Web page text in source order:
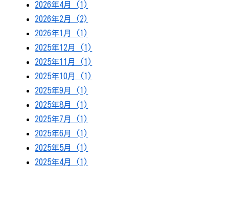
2026年4月 (1)
2026年2月 (2)
2026年1月 (1)
2025年12月 (1)
2025年11月 (1)
2025年10月 (1)
2025年9月 (1)
2025年8月 (1)
2025年7月 (1)
2025年6月 (1)
2025年5月 (1)
2025年4月 (1)